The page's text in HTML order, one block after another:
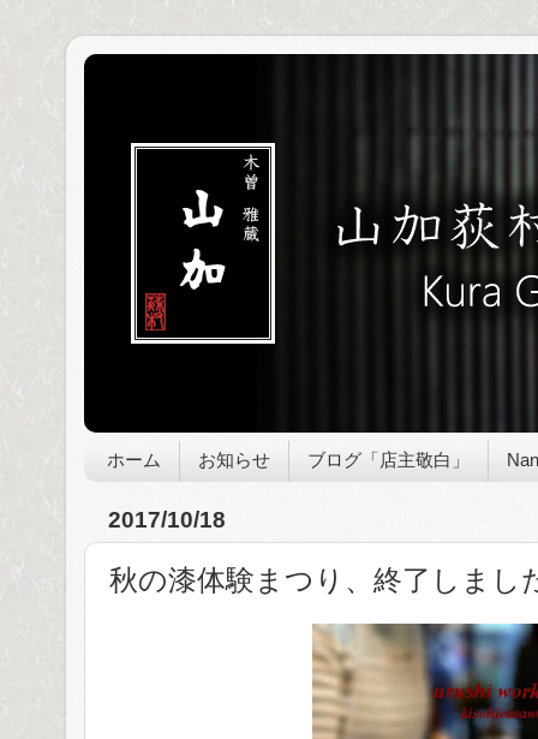
ホーム お知らせ ブログ「店主敬白」
2017/10/18
秋の漆体験まつり、終了しまし